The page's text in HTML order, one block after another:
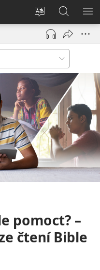
Změnit
jazyk
stránek
Přihlásit
se
(otevřeno
okno)
Hledat
na
JW.ORG
pomoct? –
čtení Bible